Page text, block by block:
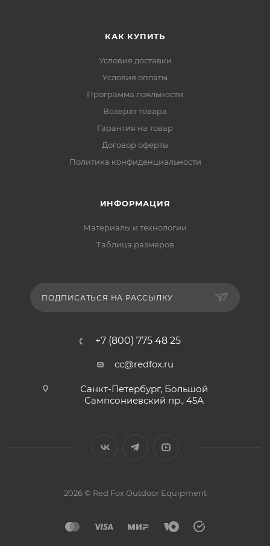
КАК КУПИТЬ
Условия доставки
Условия оплаты
Программа лояльности
Возврат товара
Гарантия на товар
Договор оферты
Политика конфиденциальности
ИНФОРМАЦИЯ
Материалы и технологии
Таблица размеров
ПОДПИСАТЬСЯ НА РАССЫЛКУ
+7 (800) 775 48 25
cc@redfox.ru
Санкт-Петербург, Большой
Сампсониевский пр., 45А
2026 © Red Fox Outdoor Equipment